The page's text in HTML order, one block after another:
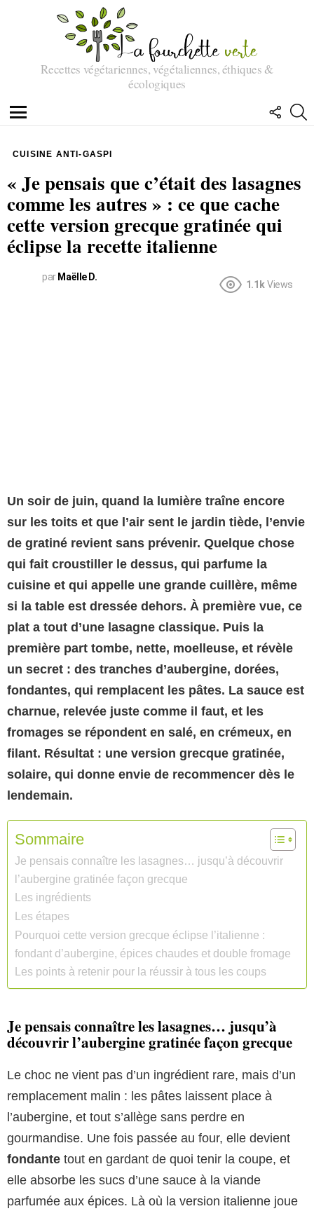
Recettes végétariennes, végétaliennes, éthiques &
écologiques
Menu
NOUS
CUISINE ANTI-GASPI
« Je pensais que c’était des lasagnes
comme les autres » : ce que cache
cette version grecque gratinée qui
éclipse la recette italienne
par Maëlle D.
1.1k Views
Un soir de juin, quand la lumière traîne encore
sur les toits et que l’air sent le jardin tiède, l’envie
de gratiné revient sans prévenir. Quelque chose
qui fait croustiller le dessus, qui parfume la
cuisine et qui appelle une grande cuillère, même
si la table est dressée dehors. À première vue, ce
plat a tout d’une lasagne classique. Puis la
première part tombe, nette, moelleuse, et révèle
un secret : des tranches d’aubergine, dorées,
fondantes, qui remplacent les pâtes. La sauce est
charnue, relevée juste comme il faut, et les
fromages se répondent en salé, en crémeux, en
filant. Résultat : une version grecque gratinée,
solaire, qui donne envie de recommencer dès le
lendemain.
Sommaire
Je pensais connaître les lasagnes… jusqu’à découvrir
l’aubergine gratinée façon grecque
Les ingrédients
Les étapes
Pourquoi cette version grecque éclipse l’italienne :
fondant d’aubergine, épices chaudes et double fromage
Les points à retenir pour la réussir à tous les coups
Je pensais connaître les lasagnes… jusqu’à
découvrir l’aubergine gratinée façon grecque
Le choc ne vient pas d’un ingrédient rare, mais d’un
remplacement malin : les pâtes laissent place à
l’aubergine, et tout s’allège sans perdre en
gourmandise. Une fois passée au four, elle devient
fondante tout en gardant de quoi tenir la coupe, et
elle absorbe les sucs d’une sauce à la viande
parfumée aux épices. Là où la version italienne joue